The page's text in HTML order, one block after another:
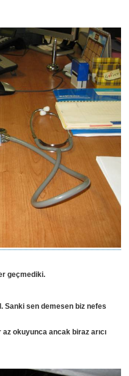
geçmediki.
Sanki sen demesen biz nefes
okuyunca ancak biraz arıcı